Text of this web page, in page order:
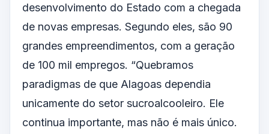
desenvolvimento do Estado com a chegada
de novas empresas. Segundo eles, são 90
grandes empreendimentos, com a geração
de 100 mil empregos. “Quebramos
paradigmas de que Alagoas dependia
unicamente do setor sucroalcooleiro. Ele
continua importante, mas não é mais único.